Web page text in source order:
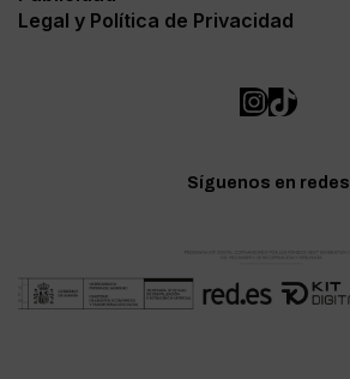
Legal y Política de Privacidad
Síguenos en redes